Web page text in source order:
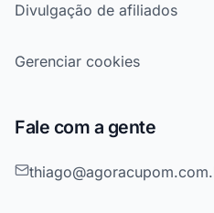
Divulgação de afiliados
Gerenciar cookies
Fale com a gente